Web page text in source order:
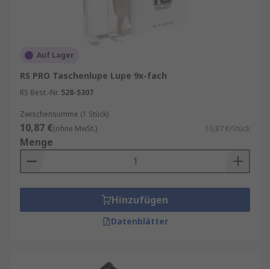
Auf Lager
RS PRO Taschenlupe Lupe 9x-fach
RS Best.-Nr. 528-5307
Zwischensumme (1 Stück)
10,87 €(ohne MwSt.) 10,87 €/Stück
Menge
Hinzufügen
Datenblätter